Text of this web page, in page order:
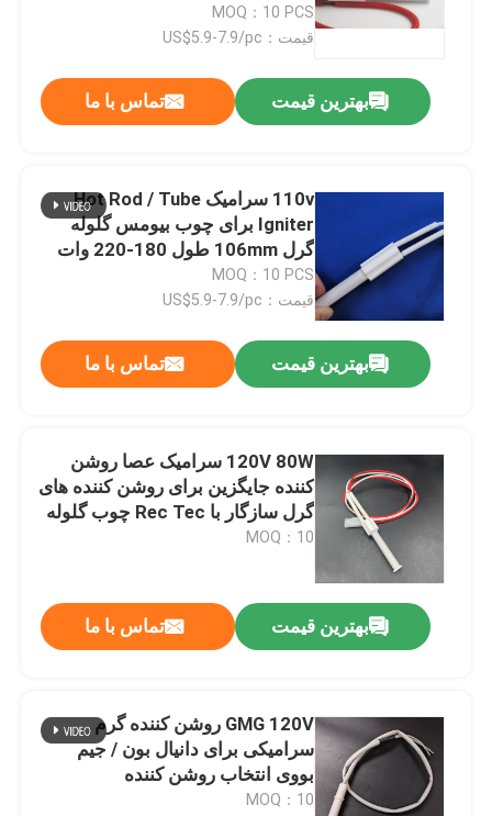
1100C U.W. 57g
MOQ：10 PCS
قیمت：US$5.9-7.9/pc
بهترین قیمت تماس با ما
110v سرامیک Hot Rod / Tube
Igniter برای چوب بیومس گلوله
گرل 106mm طول 180-220 وات
قدرت ولتاژ خود را انتخاب کنید
MOQ：10 PCS
قیمت：US$5.9-7.9/pc
بهترین قیمت تماس با ما
120V 80W سرامیک عصا روشن
کننده جایگزین برای روشن کننده های
گرل سازگار با Rec Tec چوب گلوله
گرل و دودکن
MOQ：10
بهترین قیمت تماس با ما
GMG 120V روشن کننده گرم
سرامیکی برای دانيال بون / جیم
بووی انتخاب روشن کننده
MOQ：10